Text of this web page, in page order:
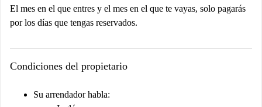
El mes en el que entres y el mes en el que te vayas, solo pagarás
por los días que tengas reservados.
Condiciones del propietario
Su arrendador habla: